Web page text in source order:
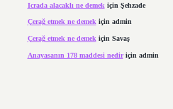
Icrada alacaklı ne demek için Şehzade
Çerağ etmek ne demekiçin admin
Çerağ etmek ne demek için Savaş
Anayasanın 178 maddesi nediriçin admin